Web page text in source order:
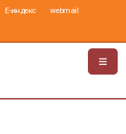
Е-индекс webmail